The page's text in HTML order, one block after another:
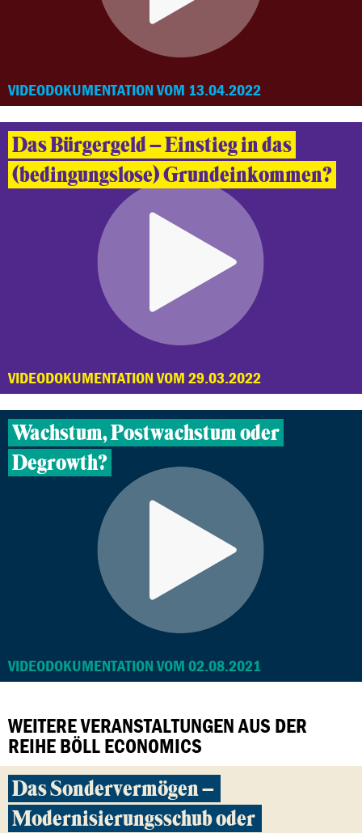
VIDEODOKUMENTATION VOM 13.04.2022
Das Bürgergeld – Einstieg in das
(bedingungslose) Grundeinkommen?
VIDEODOKUMENTATION VOM 29.03.2022
Wachstum, Postwachstum oder
Degrowth?
VIDEODOKUMENTATION VOM 02.08.2021
WEITERE VERANSTALTUNGEN AUS DER
REIHE BÖLL ECONOMICS
Das Sondervermögen –
Modernisierungsschub oder